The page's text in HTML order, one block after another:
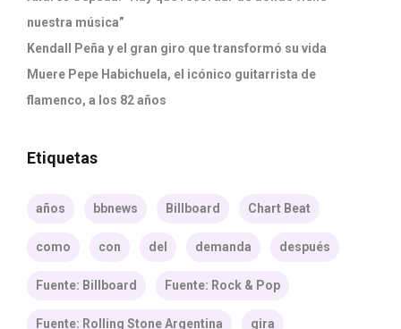
nuestra música”
Kendall Peña y el gran giro que transformó su vida
Muere Pepe Habichuela, el icónico guitarrista de
flamenco, a los 82 años
Etiquetas
años bbnews Billboard Chart Beat
como con del demanda después
Fuente: Billboard Fuente: Rock & Pop
Fuente: Rolling Stone Argentina gira